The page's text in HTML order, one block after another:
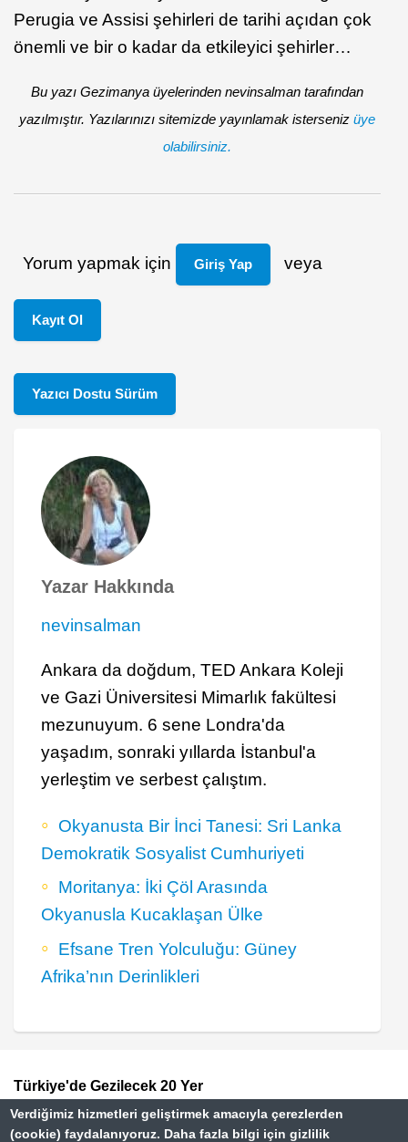
Perugia ve Assisi şehirleri de tarihi açıdan çok
önemli ve bir o kadar da etkileyici şehirler…
Bu yazı Gezimanya üyelerinden nevinsalman tarafından
yazılmıştır. Yazılarınızı sitemizde yayınlamak isterseniz üye
olabilirsiniz.
Yorum yapmak için Giriş Yap veya
Kayıt Ol
Yazıcı Dostu Sürüm
Yazar Hakkında
nevinsalman
Ankara da doğdum, TED Ankara Koleji
ve Gazi Üniversitesi Mimarlık fakültesi
mezunuyum. 6 sene Londra'da
yaşadım, sonraki yıllarda İstanbul'a
yerleştim ve serbest çalıştım.
Okyanusta Bir İnci Tanesi: Sri Lanka
Demokratik Sosyalist Cumhuriyeti
Moritanya: İki Çöl Arasında
Okyanusla Kucaklaşan Ülke
Efsane Tren Yolculuğu: Güney
Afrika’nın Derinlikleri
Footer
Top
Türkiye'de Gezilecek 20 Yer
Paris Gezi Rehberi
Verdiğimiz hizmetleri geliştirmek amacıyla çerezlerden
(cookie) faydalanıyoruz. Daha fazla bilgi için gizlilik